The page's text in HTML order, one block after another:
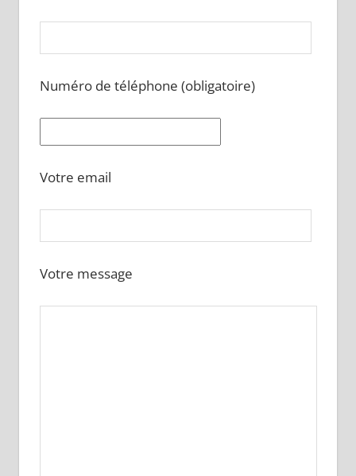
Numéro de téléphone (obligatoire)
Votre email
Votre message